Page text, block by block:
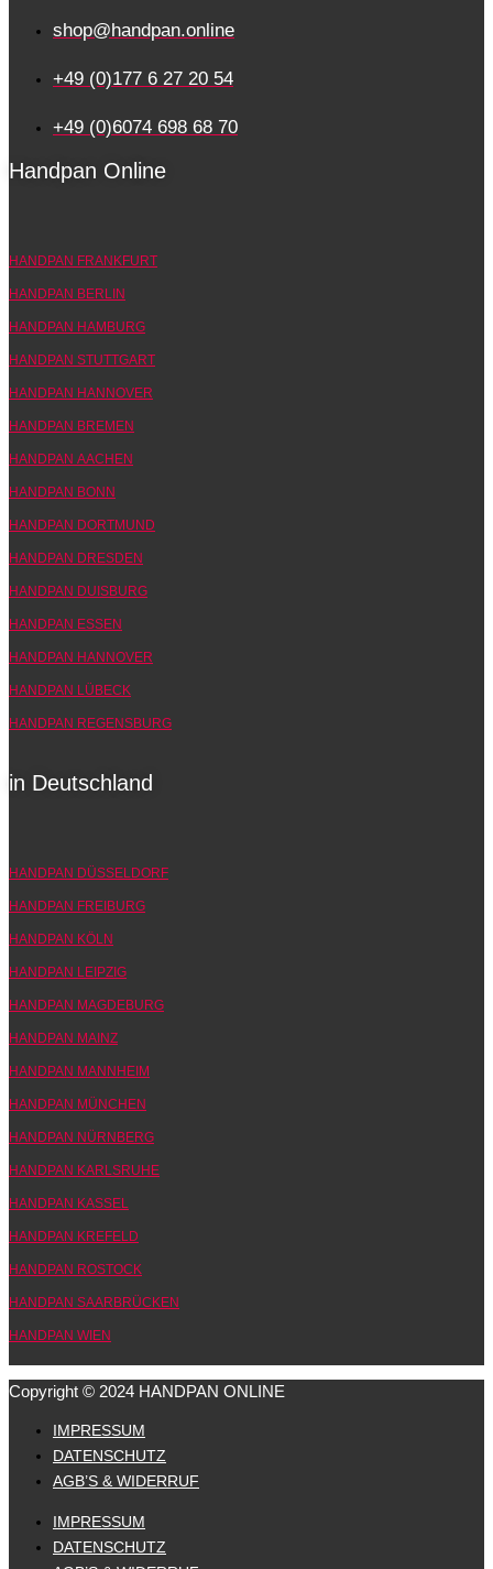
shop@handpan.online
+49 (0)177 6 27 20 54
+49 (0)6074 698 68 70
Handpan Online
HANDPAN FRANKFURT
HANDPAN BERLIN
HANDPAN HAMBURG
HANDPAN STUTTGART
HANDPAN HANNOVER
HANDPAN BREMEN
HANDPAN AACHEN
HANDPAN BONN
HANDPAN DORTMUND
HANDPAN DRESDEN
HANDPAN DUISBURG
HANDPAN ESSEN
HANDPAN HANNOVER
HANDPAN LÜBECK
HANDPAN REGENSBURG
in Deutschland
HANDPAN DÜSSELDORF
HANDPAN FREIBURG
HANDPAN KÖLN
HANDPAN LEIPZIG
HANDPAN MAGDEBURG
HANDPAN MAINZ
HANDPAN MANNHEIM
HANDPAN MÜNCHEN
HANDPAN NÜRNBERG
HANDPAN KARLSRUHE
HANDPAN KASSEL
HANDPAN KREFELD
HANDPAN ROSTOCK
HANDPAN SAARBRÜCKEN
HANDPAN WIEN
Copyright © 2024 HANDPAN ONLINE
IMPRESSUM
DATENSCHUTZ
AGB’S & WIDERRUF
IMPRESSUM
DATENSCHUTZ